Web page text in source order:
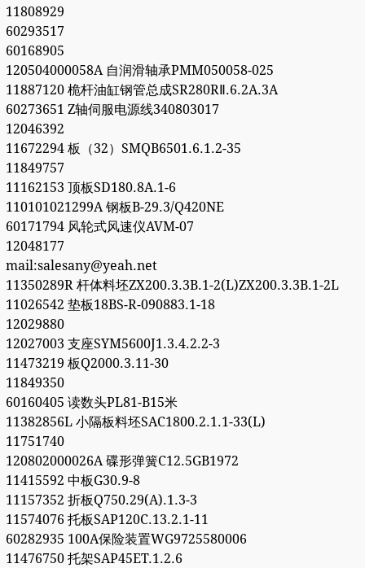
11808929
60293517
60168905
120504000058A 自润滑轴承PMM050058-025
11887120 桅杆油缸钢管总成SR280RⅡ.6.2A.3A
60273651 Z轴伺服电源线340803017
12046392
11672294 板（32）SMQB6501.6.1.2-35
11849757
11162153 顶板SD180.8A.1-6
110101021299A 钢板B-29.3/Q420NE
60171794 风轮式风速仪AVM-07
12048177
mail:salesany@yeah.net
11350289R 杆体料坯ZX200.3.3B.1-2(L)ZX200.3.3B.1-2L
11026542 垫板18BS-R-090883.1-18
12029880
12027003 支座SYM5600J1.3.4.2.2-3
11473219 板Q2000.3.11-30
11849350
60160405 读数头PL81-B15米
11382856L 小隔板料坯SAC1800.2.1.1-33(L)
11751740
120802000026A 碟形弹簧C12.5GB1972
11415592 中板G30.9-8
11157352 折板Q750.29(A).1.3-3
11574076 托板SAP120C.13.2.1-11
60282935 100A保险装置WG9725580006
11476750 托架SAP45ET.1.2.6